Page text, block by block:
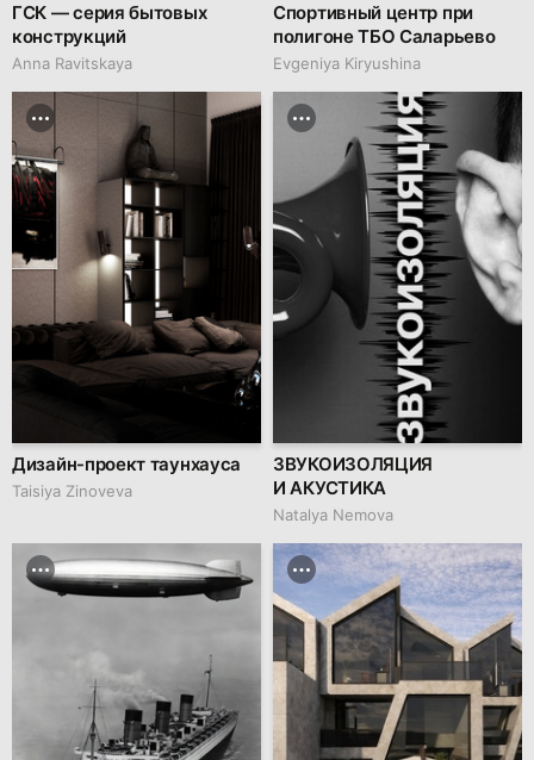
ГСК — серия бытовых
конструкций
Anna Ravitskaya
Спортивный центр при
полигоне ТБО Саларьево
Evgeniya Kiryushina
Дизайн-проект таунхауса
Taisiya Zinoveva
ЗВУКОИЗОЛЯЦИЯ
И АКУСТИКА
Natalya Nemova